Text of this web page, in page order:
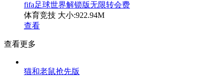
fifa足球世界解锁版无限转会费
体育竞技 大小:922.94M
查看
查看更多
猫和老鼠抢先版